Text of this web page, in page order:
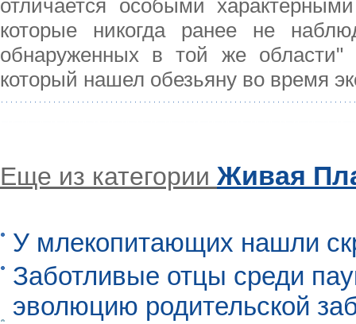
отличается особыми
которые никогда ранее не
обнаруженных в той же
который нашел обезьяну во время
Еще из категории Живая
У млекопитающих нашли
Заботливые отцы среди
эволюцию родительской